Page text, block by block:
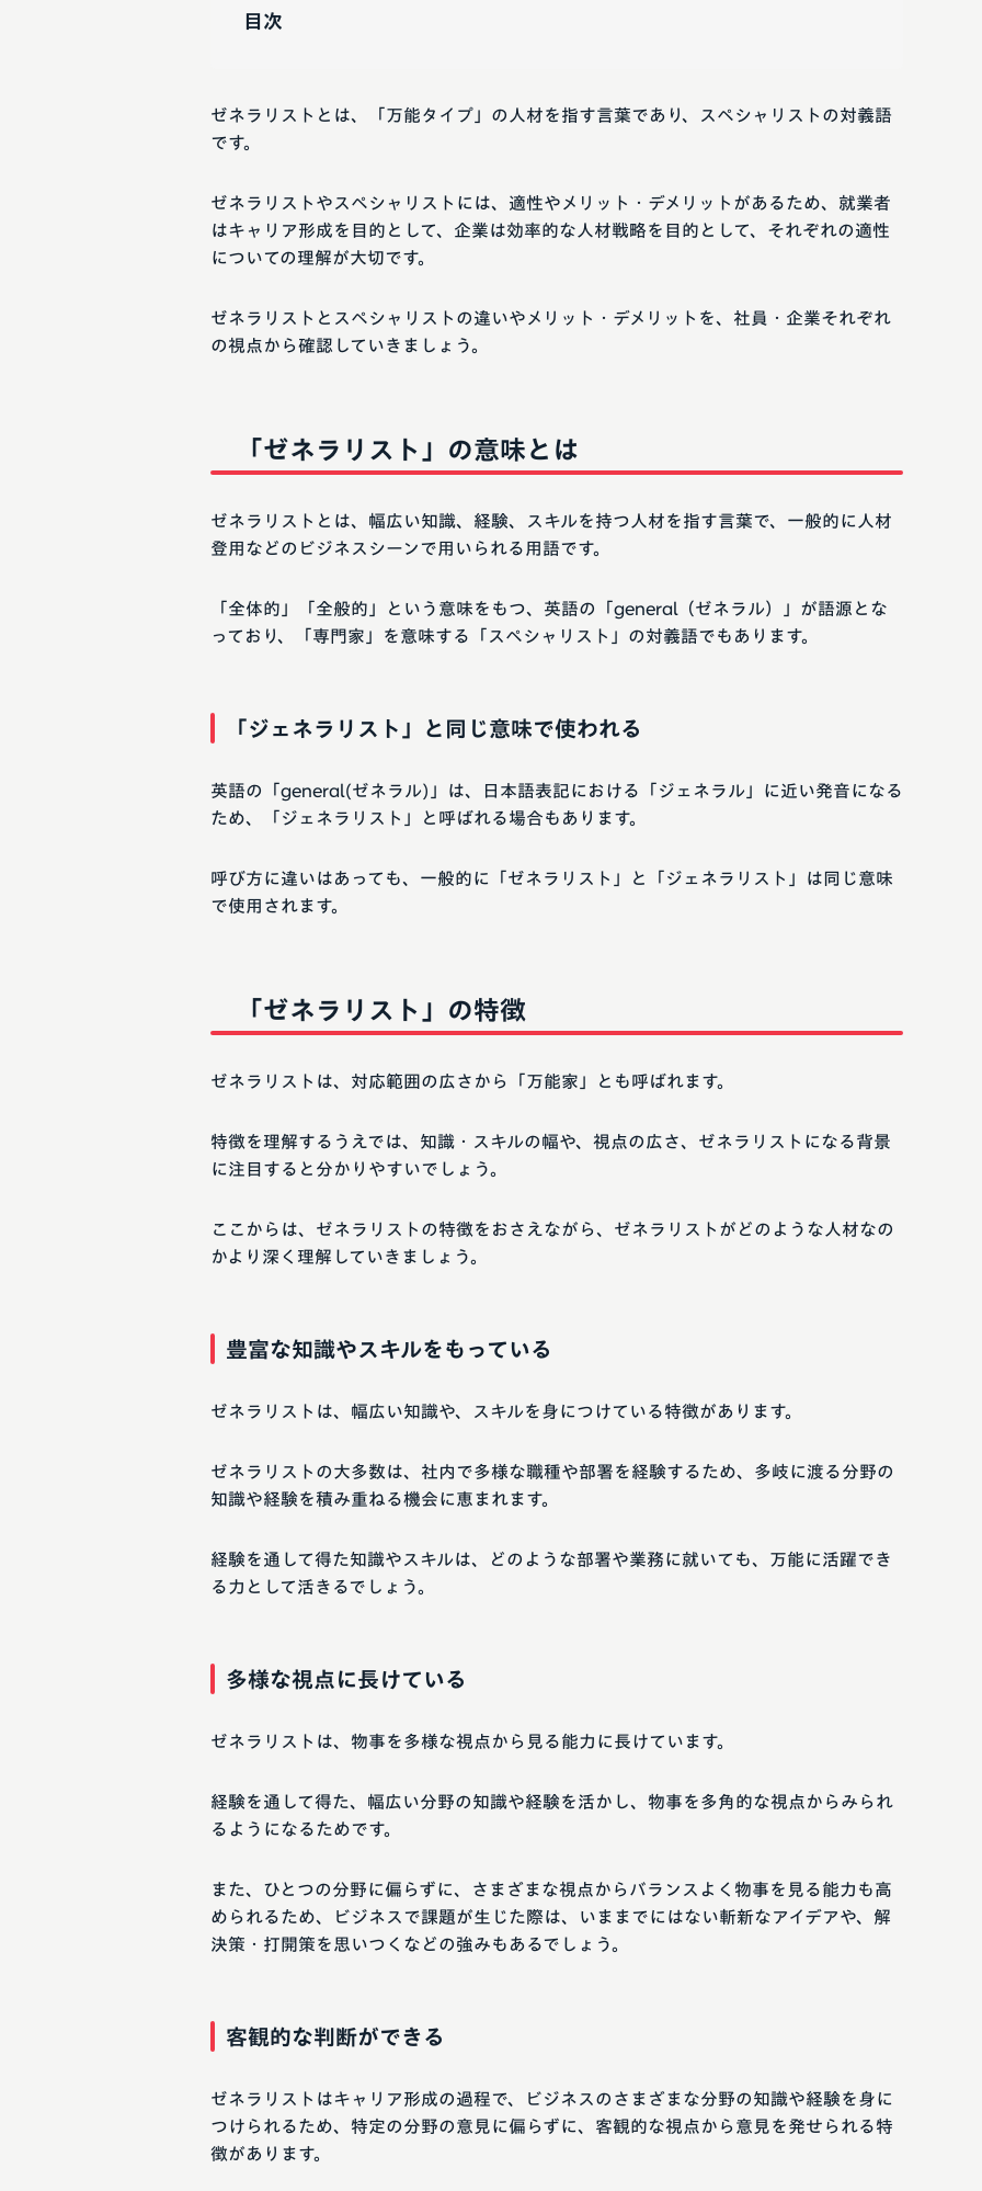
目次
ゼネラリストとは、「万能タイプ」の人材を指す言葉であり、スペシャリストの対義語
です。
ゼネラリストやスペシャリストには、適性やメリット・デメリットがあるため、就業者
はキャリア形成を目的として、企業は効率的な人材戦略を目的として、それぞれの適性
についての理解が大切です。
ゼネラリストとスペシャリストの違いやメリット・デメリットを、社員・企業それぞれ
の視点から確認していきましょう。
「ゼネラリスト」の意味とは
ゼネラリストとは、幅広い知識、経験、スキルを持つ人材を指す言葉で、一般的に人材
登用などのビジネスシーンで用いられる用語です。
「全体的」「全般的」という意味をもつ、英語の「general（ゼネラル）」が語源とな
っており、「専門家」を意味する「スペシャリスト」の対義語でもあります。
「ジェネラリスト」と同じ意味で使われる
英語の「general(ゼネラル)」は、日本語表記における「ジェネラル」に近い発音になる
ため、「ジェネラリスト」と呼ばれる場合もあります。
呼び方に違いはあっても、一般的に「ゼネラリスト」と「ジェネラリスト」は同じ意味
で使用されます。
「ゼネラリスト」の特徴
ゼネラリストは、対応範囲の広さから「万能家」とも呼ばれます。
特徴を理解するうえでは、知識・スキルの幅や、視点の広さ、ゼネラリストになる背景
に注目すると分かりやすいでしょう。
ここからは、ゼネラリストの特徴をおさえながら、ゼネラリストがどのような人材なの
かより深く理解していきましょう。
豊富な知識やスキルをもっている
ゼネラリストは、幅広い知識や、スキルを身につけている特徴があります。
ゼネラリストの大多数は、社内で多様な職種や部署を経験するため、多岐に渡る分野の
知識や経験を積み重ねる機会に恵まれます。
経験を通して得た知識やスキルは、どのような部署や業務に就いても、万能に活躍でき
る力として活きるでしょう。
多様な視点に長けている
ゼネラリストは、物事を多様な視点から見る能力に長けています。
経験を通して得た、幅広い分野の知識や経験を活かし、物事を多角的な視点からみられ
るようになるためです。
また、ひとつの分野に偏らずに、さまざまな視点からバランスよく物事を見る能力も高
められるため、ビジネスで課題が生じた際は、いままでにはない斬新なアイデアや、解
決策・打開策を思いつくなどの強みもあるでしょう。
客観的な判断ができる
ゼネラリストはキャリア形成の過程で、ビジネスのさまざまな分野の知識や経験を身に
つけられるため、特定の分野の意見に偏らずに、客観的な視点から意見を発せられる特
徴があります。